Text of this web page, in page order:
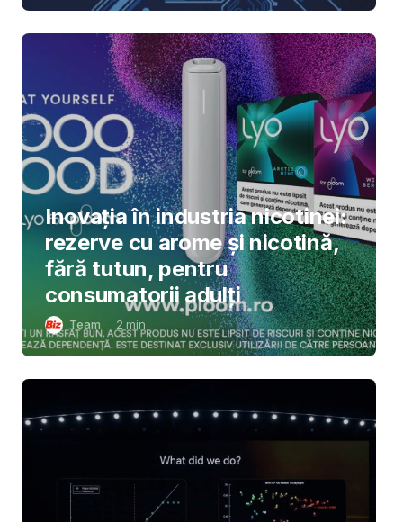
Inovația în industria nicotinei:
rezerve cu arome și nicotină,
fără tutun, pentru
consumatorii adulți
Team 2 min